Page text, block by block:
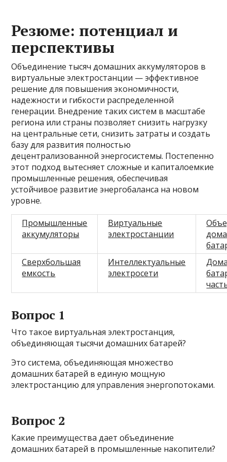
Резюме: потенциал и
перспективы
Объединение тысяч домашних аккумуляторов в
виртуальные электростанции — эффективное
решение для повышения экономичности,
надежности и гибкости распределенной
генерации. Внедрение таких систем в масштабе
региона или страны позволяет снизить нагрузку
на центральные сети, снизить затраты и создать
базу для развития полностью
децентрализованной энергосистемы. Постепенно
этот подход вытесняет сложные и капиталоемкие
промышленные решения, обеспечивая
устойчивое развитие энергобаланса на новом
уровне.
Промышленные
аккумуляторы
Виртуальные
электростанции
Сверхбольшая
емкость
Интеллектуальные
электросети
Вопрос 1
Что такое виртуальная электростанция,
объединяющая тысячи домашних батарей?
Это система, объединяющая множество
домашних батарей в единую мощную
электростанцию для управления энергопотоками.
Вопрос 2
Какие преимущества дает объединение
домашних батарей в промышленные накопители?